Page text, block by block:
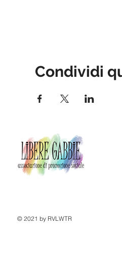
Condividi
© 2021 by RVLWTR